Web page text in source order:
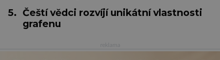
5. Čeští vědci rozvíjí unikátní vlastnosti
grafenu